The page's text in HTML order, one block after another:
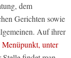
dem
Gerichten sowie
Auf ihrer
Menüpunkt, unter